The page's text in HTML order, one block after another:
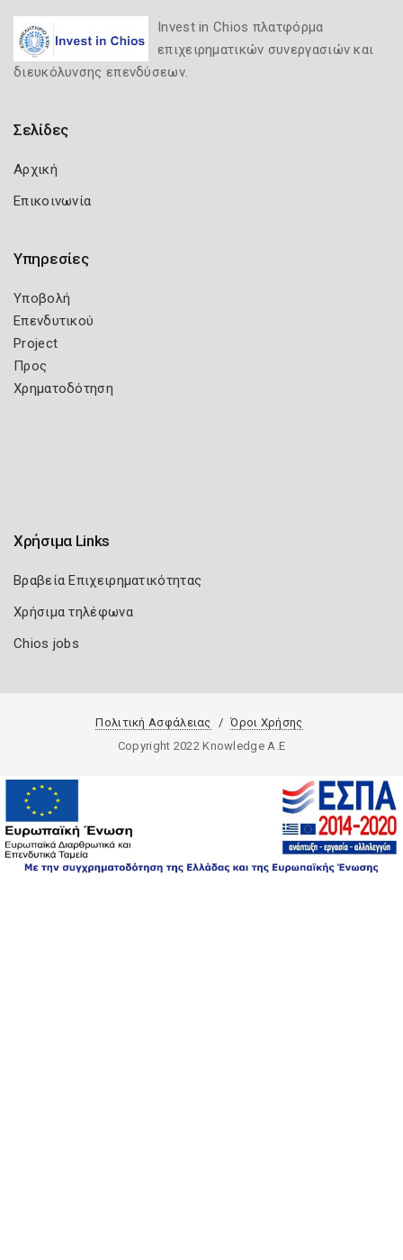
Invest in Chios πλατφόρμα
επιχειρηματικών συνεργασιών και
διευκόλυνσης επενδύσεων.
Σελίδες
Αρχική
Επικοινωνία
Υπηρεσίες
Υποβολή
Επενδυτικού
Project
Προς
Χρηματοδότηση
Χρήσιμα Links
Βραβεία Επιχειρηματικότητας
Χρήσιμα τηλέφωνα
Chios jobs
Πολιτική Ασφάλειας
Όροι Χρήσης
Copyright 2022 Knowledge A.E